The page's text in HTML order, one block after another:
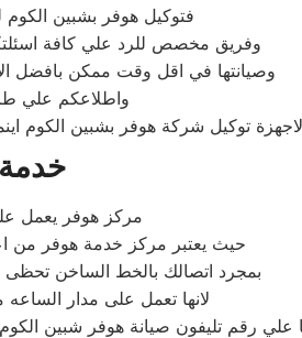
فتوكيل هوفر بشبين الكوم
وفريق مخصص للرد علي كافة اسئلتكم علي مدار 24 ساعة في حالة طلب
وصيانتها في اقل وقت ممكن بافضل
واطلاعكم علي
مركز هوفر يعمل
حيث يعتبر مركز خدمة هوفر من
بمجرد اتصالك بالخط الساخن
لانها تعمل على مدار
علي رقم تليفون صيانة هوفر شبين